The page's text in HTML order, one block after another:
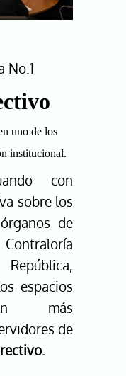
No.1
uno de los
institucional.
con
sobre los
de
espacios
más
de